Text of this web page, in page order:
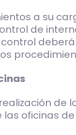
a su
de
de
oficinas